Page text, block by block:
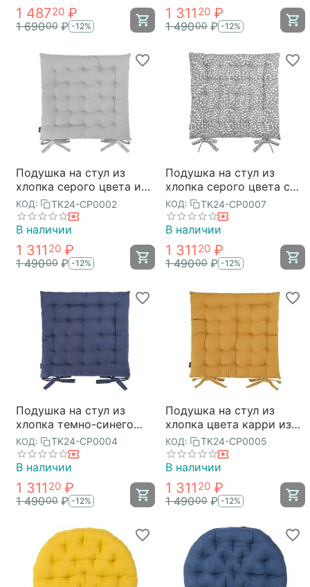
1 48720 ₽
1 69000 ₽ -12%
1 311 20 ₽
1 49000 ₽ -12%
Подушка на стул из
хлопка серого цвета из
коллекции Essential,
35х35 см, Tkano
КОД: TK24-CP0002
В наличии
1 311 20 ₽
1 49000 ₽ -12%
Подушка на стул из
хлопка серого цвета с
принтом Спелая
Смородина из
коллекции Scandinavian
touch, 35х35 см, Tkano
КОД: TK24-CP0007
В наличии
1 311 20 ₽
1 49000 ₽ -12%
Подушка на стул из
хлопка темно-синего
цвета из коллекции
Essential, 35х35 см,
Tkano
КОД: TK24-CP0004
В наличии
1 311 20 ₽
1 49000 ₽ -12%
Подушка на стул из
хлопка цвета карри из
коллекции Essential,
35х35 см, Tkano
КОД: TK24-CP0005
В наличии
1 311 20 ₽
1 49000 ₽ -12%